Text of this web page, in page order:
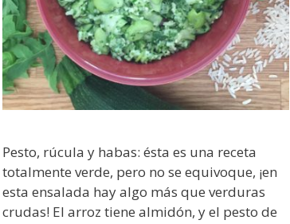
Pesto, rúcula y habas: ésta es una receta
totalmente verde, pero no se equivoque, ¡en
esta ensalada hay algo más que verduras
crudas! El arroz tiene almidón, y el pesto de